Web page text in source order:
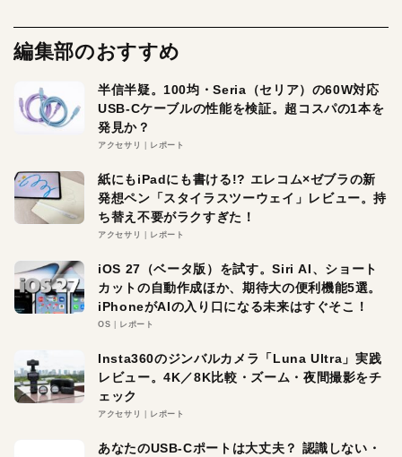
編集部のおすすめ
半信半疑。100均・Seria（セリア）の60W対応
USB-Cケーブルの性能を検証。超コスパの1本を
発見か？
アクセサリ レポート
紙にもiPadにも書ける!? エレコム×ゼブラの新
発想ペン「スタイラスツーウェイ」レビュー。持
ち替え不要がラクすぎた！
アクセサリ レポート
iOS 27（ベータ版）を試す。Siri AI、ショート
カットの自動作成ほか、期待大の便利機能5選。
iPhoneがAIの入り口になる未来はすぐそこ！
OS レポート
Insta360のジンバルカメラ「Luna Ultra」実践
レビュー。4K／8K比較・ズーム・夜間撮影をチ
ェック
アクセサリ レポート
あなたのUSB-Cポートは大丈夫？ 認識しない・